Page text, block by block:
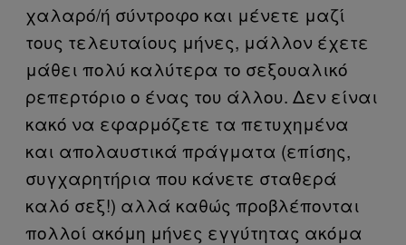
χαλαρό/ή σύντροφο και μένετε μαζί
τους τελευταίους μήνες, μάλλον έχετε
μάθει πολύ καλύτερα το σεξουαλικό
ρεπερτόριο ο ένας του άλλου. Δεν είναι
κακό να εφαρμόζετε τα πετυχημένα
και απολαυστικά πράγματα (επίσης,
συγχαρητήρια που κάνετε σταθερά
καλό σεξ!) αλλά καθώς προβλέπονται
πολλοί ακόμη μήνες εγγύτητας ακόμα